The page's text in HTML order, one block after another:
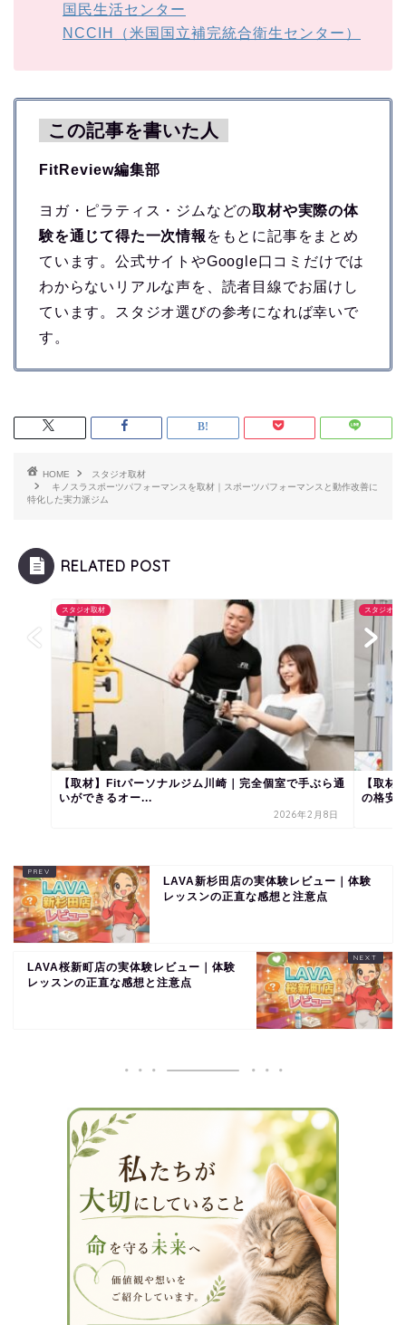
国民生活センター
NCCIH（米国国立補完統合衛生センター）
この記事を書いた人
FitReview編集部
ヨガ・ピラティス・ジムなどの取材や実際の体
験を通じて得た一次情報 をもとに記事をまとめ
ています。公式サイトやGoogle口コミだけでは
わからないリアルな声を、読者目線でお届けし
ています。スタジオ選びの参考になれば幸いで
す。
HOME
スタジオ取材
キノスラスポーツパフォーマンスを取材｜スポーツパフォーマンスと動作改善に
特化した実力派ジム
RELATED POST
スタジオ取材
【取材】Fitパーソナルジム川崎｜完全個室で手ぶら通
いができるオー...
2026年2月8日
スタジオ取
【取
の格安
LAVA新杉田店の実体験レビュー｜体験
レッスンの正直な感想と注意点
LAVA桜新町店の実体験レビュー｜体験
レッスンの正直な感想と注意点